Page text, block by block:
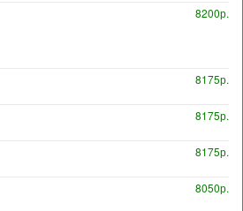
8200р.
8175р.
8175р.
8175р.
8050р.